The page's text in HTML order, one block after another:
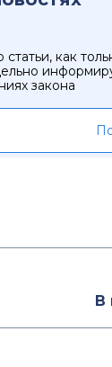
как
закона
В